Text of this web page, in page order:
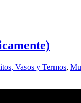
Vasos y Termos,